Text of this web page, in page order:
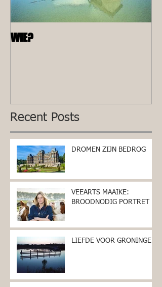
Recent Posts
WIE?
DROMEN ZIJN BEDROG
VEEARTS MAAIKE:
BROODNODIG PORTRET
LIEFDE VOOR GRONINGEN